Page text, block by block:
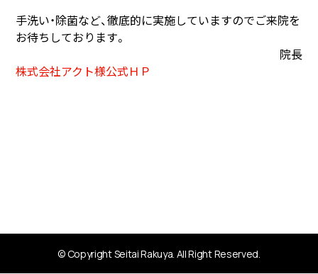
手洗い・除菌など、徹底的に実施していますのでご来院を
お待ちしております。
院長
株式会社アクト様公式ＨＰ
© Copyright Seitai Rakuya. All Right Reserved.